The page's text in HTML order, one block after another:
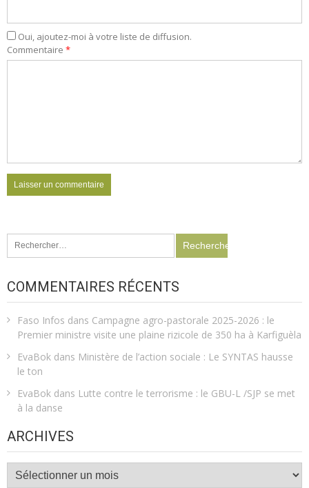
Oui, ajoutez-moi à votre liste de diffusion.
Commentaire *
Rechercher :
COMMENTAIRES RÉCENTS
Faso Infos dans Campagne agro-pastorale 2025-2026 : le
Premier ministre visite une plaine rizicole de 350 ha à Karfiguèla
EvaBok dans Ministère de l’action sociale : Le SYNTAS hausse
le ton
EvaBok dans Lutte contre le terrorisme : le GBU-L /SJP se met
à la danse
ARCHIVES
Archives